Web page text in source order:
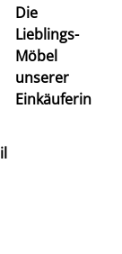
Die
Lieblings-
Möbel
unserer
Einkäuferin